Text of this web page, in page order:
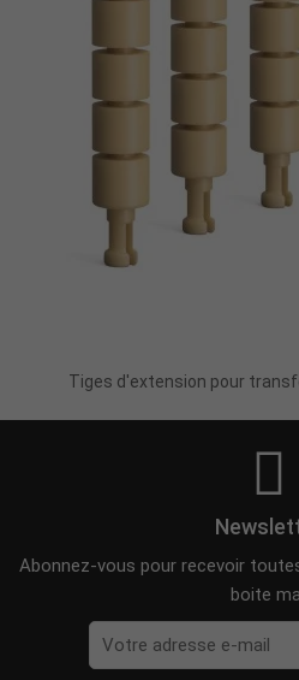
Tiges d'extension pour
Abonnez-vous pour recevoir
boite